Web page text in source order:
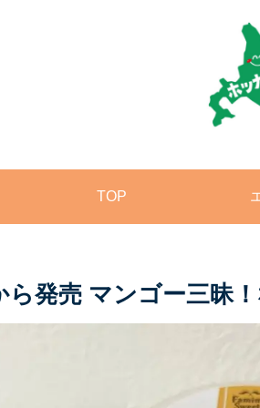
TOP
ら発売 マンゴー三昧